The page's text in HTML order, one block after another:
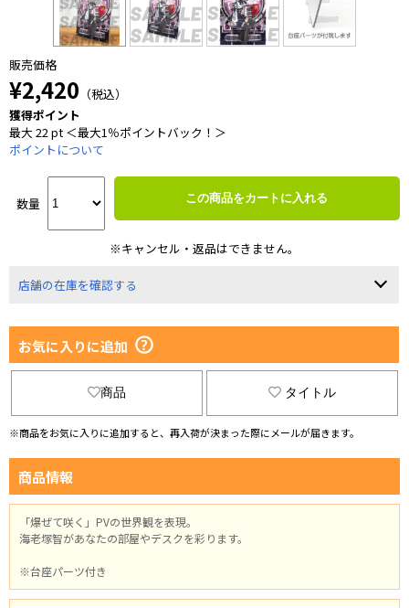
販売価格
¥2,420 （税込）
獲得ポイント
最大 22 pt ＜最大1％ポイントバック！＞
ポイントについて
数量 この商品をカートに入れる
※キャンセル・返品はできません。
店舗の在庫を確認する
お気に入りに追加
商品 タイトル
※商品をお気に入りに追加すると、再入荷が決まった際にメールが届きます。
商品情報
「爆ぜて咲く」PVの世界観を表現。
海老塚智があなたの部屋やデスクを彩ります。
※台座パーツ付き